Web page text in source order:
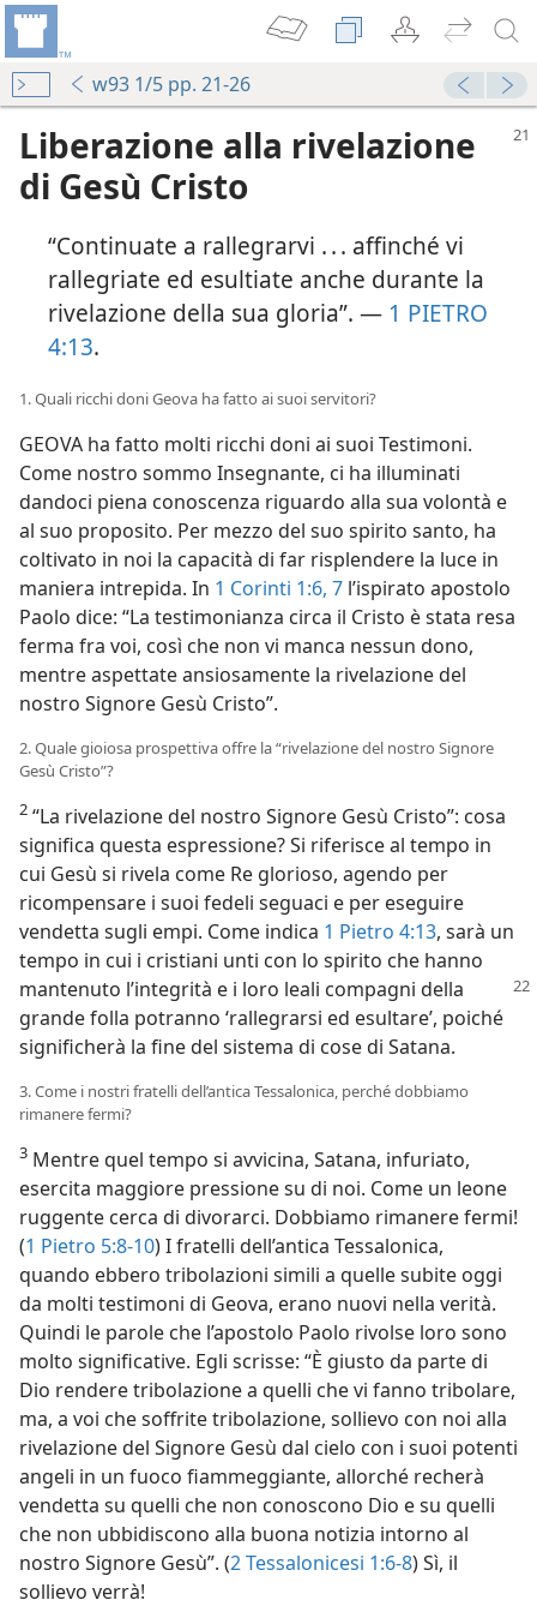
w93 1/5 pp. 21-26
Liberazione alla rivelazione
di Gesù Cristo
“Continuate a rallegrarvi . . . affinché vi
rallegriate ed esultiate anche durante la
rivelazione della sua gloria”. — 1 PIETRO
4:13.
1. Quali ricchi doni Geova ha fatto ai suoi servitori?
GEOVA ha fatto molti ricchi doni ai suoi Testimoni.
Come nostro sommo Insegnante, ci ha illuminati
dandoci piena conoscenza riguardo alla sua volontà e
al suo proposito. Per mezzo del suo spirito santo, ha
coltivato in noi la capacità di far risplendere la luce in
maniera intrepida. In 1 Corinti 1:6, 7 l’ispirato apostolo
Paolo dice: “La testimonianza circa il Cristo è stata resa
ferma fra voi, così che non vi manca nessun dono,
mentre aspettate ansiosamente la rivelazione del
nostro Signore Gesù Cristo”.
2. Quale gioiosa prospettiva offre la “rivelazione del nostro Signore
Gesù Cristo”?
2 “La rivelazione del nostro Signore Gesù Cristo”: cosa
significa questa espressione? Si riferisce al tempo in
cui Gesù si rivela come Re glorioso, agendo per
ricompensare i suoi fedeli seguaci e per eseguire
vendetta sugli empi. Come indica 1 Pietro 4:13, sarà un
tempo in cui i cristiani unti con lo spirito che hanno
mantenuto l’integrità e i loro leali compagni della
grande folla potranno ‘rallegrarsi ed esultare’, poiché
significherà la fine del sistema di cose di Satana.
3. Come i nostri fratelli dell’antica Tessalonica, perché dobbiamo
rimanere fermi?
3 Mentre quel tempo si avvicina, Satana, infuriato,
esercita maggiore pressione su di noi. Come un leone
ruggente cerca di divorarci. Dobbiamo rimanere fermi!
(1 Pietro 5:8-10) I fratelli dell’antica Tessalonica,
quando ebbero tribolazioni simili a quelle subite oggi
da molti testimoni di Geova, erano nuovi nella verità.
Quindi le parole che l’apostolo Paolo rivolse loro sono
molto significative. Egli scrisse: “È giusto da parte di
Dio rendere tribolazione a quelli che vi fanno tribolare,
ma, a voi che soffrite tribolazione, sollievo con noi alla
rivelazione del Signore Gesù dal cielo con i suoi potenti
angeli in un fuoco fiammeggiante, allorché recherà
vendetta su quelli che non conoscono Dio e su quelli
che non ubbidiscono alla buona notizia intorno al
nostro Signore Gesù”. (2 Tessalonicesi 1:6-8) Sì, il
sollievo verrà!